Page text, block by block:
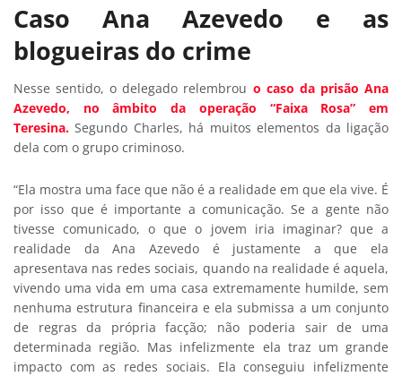
Caso Ana Azevedo e as
blogueiras do crime
Nesse sentido, o delegado relembrou o caso da prisão Ana
Azevedo, no âmbito da operação “Faixa Rosa” em
Teresina.Segundo Charles, há muitos elementos da ligação
dela com o grupo criminoso.
“Ela mostra uma face que não é a realidade em que ela vive. É
por isso que é importante a comunicação. Se a gente não
tivesse comunicado, o que o jovem iria imaginar? que a
realidade da Ana Azevedo é justamente a que ela
apresentava nas redes sociais, quando na realidade é aquela,
vivendo uma vida em uma casa extremamente humilde, sem
nenhuma estrutura financeira e ela submissa a um conjunto
de regras da própria facção; não poderia sair de uma
determinada região. Mas infelizmente ela traz um grande
impacto com as redes sociais. Ela conseguiu infelizmente